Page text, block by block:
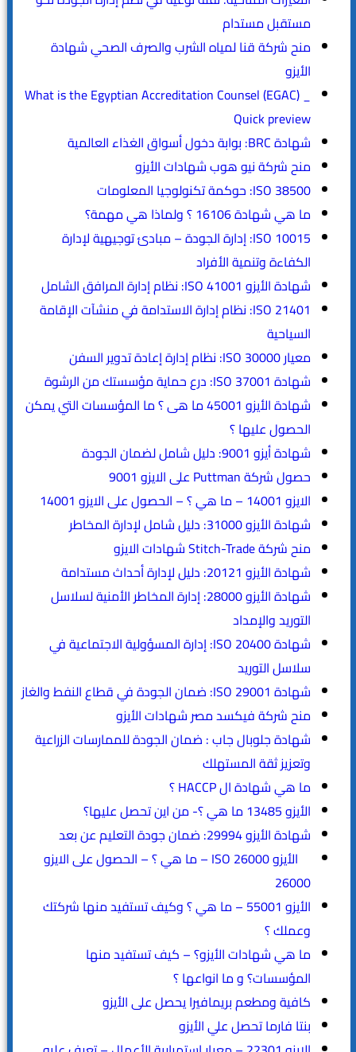
مستقبل مستدام
منح شركة قنا لمياه الشرب والصرف الصحي شهادة
الأيزو
What is the Egyptian Accreditation Counsel (EGAC) _
Quick preview
شهادة BRC: بوابة دخول أسواق الغذاء العالمية
منح شركة نيو هوب شهادات الأيزو
ISO 38500: حوكمة تكنولوجيا المعلومات
ما هي شهادة 16106 ؟ ولماذا هي مهمة؟
ISO 10015: إدارة الجودة – مبادئ توجيهية لإدارة
الكفاءة وتنمية الأفراد
شهادة الأيزو ISO 41001: نظام إدارة المرافق الشامل
ISO 21401: نظام إدارة الاستدامة في منشآت الإقامة
السياحية
معيار ISO 30000: نظام إدارة إعادة تدوير السفن
شهادة ISO 37001: درع حماية مؤسستك من الرشوة
شهادة الأيزو 45001 ما هى ؟ ما المؤسسات التي يمكن
الحصول عليها ؟
شهادة أيزو 9001: دليل شامل لضمان الجودة
حصول شركة Puttman على الايزو 9001
الايزو 14001 – ما هي ؟ – الحصول على الايزو 14001
شهادة الأيزو 31000: دليل شامل لإدارة المخاطر
منح شركة Stitch-Trade شهادات الايزو
شهادة الأيزو 20121: دليل لإدارة أحداث مستدامة
شهادة الأيزو 28000: إدارة المخاطر الأمنية لسلاسل
التوريد والإمداد
شهادة ISO 20400: إدارة المسؤولية الاجتماعية في
سلاسل التوريد
شهادة ISO 29001: ضمان الجودة في قطاع النفط والغاز
منح شركة فيكسد مصر شهادات الأيزو
شهادة جلوبال جاب : ضمان الجودة للممارسات الزراعية
وتعزيز ثقة المستهلك
ما هي شهادة ال HACCP ؟
الأيزو 13485 ما هي ؟- من اين تحصل عليها؟
شهادة الأيزو 29994: ضمان جودة التعليم عن بعد
الأيزو ISO 26000 – ما هي ؟ – الحصول على الايزو
26000
الأيزو 55001 – ما هي ؟ وكيف تستفيد منها شركتك
وعملك ؟
ما هي شهادات الأيزو؟ – كيف تستفيد منها
المؤسسات؟ و ما انواعها ؟
كافية ومطعم بريمافيرا يحصل على الأيزو
بنتا فارما تحصل علي الأيزو